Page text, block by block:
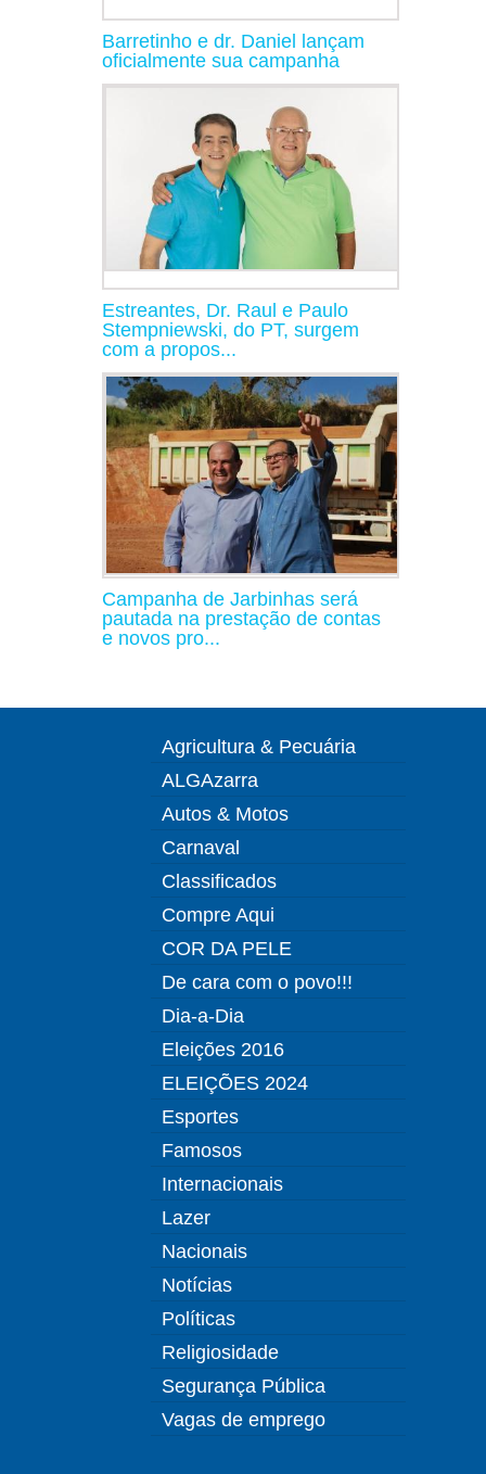
Barretinho e dr. Daniel lançam
oficialmente sua campanha
Estreantes, Dr. Raul e Paulo
Stempniewski, do PT, surgem
com a propos...
Campanha de Jarbinhas será
pautada na prestação de contas
e novos pro...
Agricultura & Pecuária
ALGAzarra
Autos & Motos
Carnaval
Classificados
Compre Aqui
COR DA PELE
De cara com o povo!!!
Dia-a-Dia
Eleições 2016
ELEIÇÕES 2024
Esportes
Famosos
Internacionais
Lazer
Nacionais
Notícias
Políticas
Religiosidade
Segurança Pública
Vagas de emprego